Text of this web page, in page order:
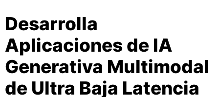
Desarrolla
Aplicaciones de IA
Generativa Multimodal
de Ultra Baja Latencia